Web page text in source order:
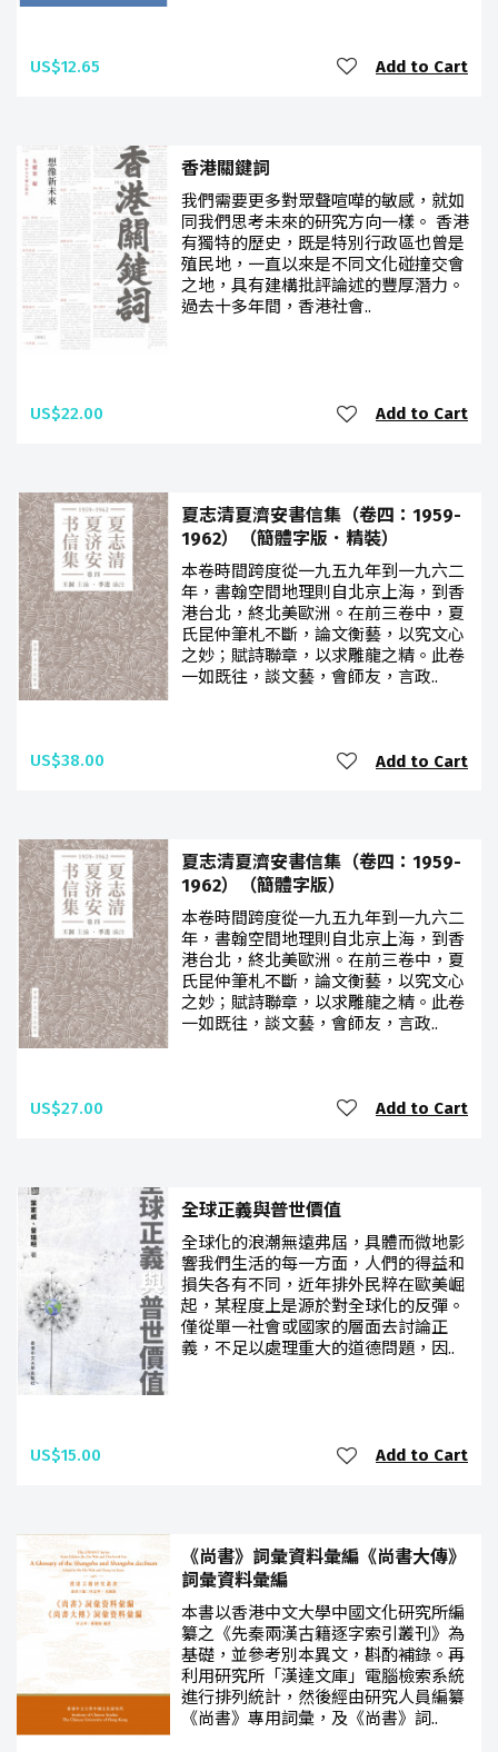
US$12.65 Add to Cart
香港關鍵詞
我們需要更多對眾聲喧嘩的敏感，就如
同我們思考未來的研究方向一樣。 香港
有獨特的歷史，既是特別行政區也曾是
殖民地，一直以來是不同文化碰撞交會
之地，具有建構批評論述的豐厚潛力。
過去十多年間，香港社會..
US$22.00 Add to Cart
夏志清夏濟安書信集（卷四：1959-
1962）（簡體字版．精裝）
本卷時間跨度從一九五九年到一九六二
年，書翰空間地理則自北京上海，到香
港台北，終北美歐洲。在前三卷中，夏
氏昆仲筆札不斷，論文衡藝，以究文心
之妙；賦詩聯章，以求雕龍之精。此卷
一如既往，談文藝，會師友，言政..
US$38.00 Add to Cart
夏志清夏濟安書信集（卷四：1959-
1962）（簡體字版）
本卷時間跨度從一九五九年到一九六二
年，書翰空間地理則自北京上海，到香
港台北，終北美歐洲。在前三卷中，夏
氏昆仲筆札不斷，論文衡藝，以究文心
之妙；賦詩聯章，以求雕龍之精。此卷
一如既往，談文藝，會師友，言政..
US$27.00 Add to Cart
全球正義與普世價值
全球化的浪潮無遠弗屆，具體而微地影
響我們生活的每一方面，人們的得益和
損失各有不同，近年排外民粹在歐美崛
起，某程度上是源於對全球化的反彈。
僅從單一社會或國家的層面去討論正
義，不足以處理重大的道德問題，因..
US$15.00 Add to Cart
《尚書》詞彙資料彙編《尚書大傳》
詞彙資料彙編
本書以香港中文大學中國文化研究所編
纂之《先秦兩漢古籍逐字索引叢刊》為
基礎，並參考別本異文，斟酌補錄。再
利用研究所「漢達文庫」電腦檢索系統
進行排列統計，然後經由研究人員編纂
《尚書》專用詞彙，及《尚書》詞..